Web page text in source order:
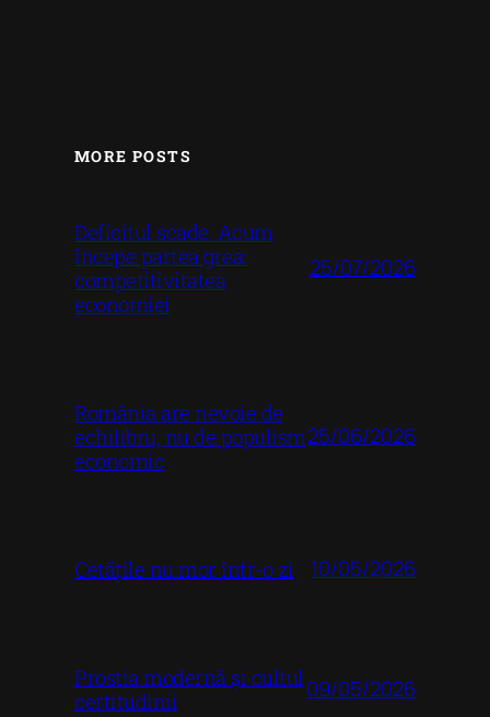
MORE POSTS
Deficitul scade. Acum
începe partea grea:
competitivitatea
economiei
25/07/2026
România are nevoie de
echilibru, nu de populism
economic
25/06/2026
Cetățile nu mor într-o zi 10/05/2026
Prostia modernă și cultul
certitudinii
09/05/2026